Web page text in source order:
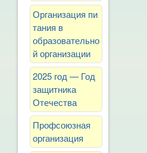
Организация пи
тания в
образовательно
й организации
2025 год — Год
защитника
Отечества
Профсоюзная
организация